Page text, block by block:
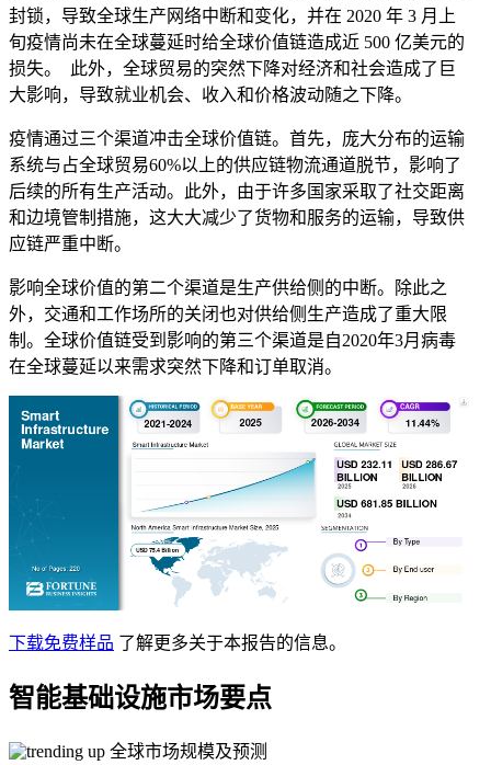
封锁，导致全球生产网络中断和变化，并在 2020 年 3 月上
旬疫情尚未在全球蔓延时给全球价值链造成近 500 亿美元的
损失。 此外，全球贸易的突然下降对经济和社会造成了巨
大影响，导致就业机会、收入和价格波动随之下降。
疫情通过三个渠道冲击全球价值链。首先，庞大分布的运输
系统与占全球贸易60%以上的供应链物流通道脱节，影响了
后续的所有生产活动。此外，由于许多国家采取了社交距离
和边境管制措施，这大大减少了货物和服务的运输，导致供
应链严重中断。
影响全球价值的第二个渠道是生产供给侧的中断。除此之
外，交通和工作场所的关闭也对供给侧生产造成了重大限
制。全球价值链受到影响的第三个渠道是自2020年3月病毒
在全球蔓延以来需求突然下降和订单取消。
下载免费样品 了解更多关于本报告的信息。
智能基础设施市场要点
全球市场规模及预测